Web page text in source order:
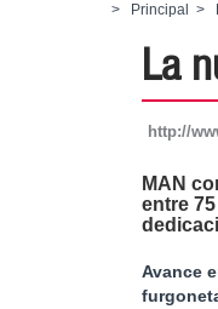
> Principal >
La
http://
MAN
entre
Avance